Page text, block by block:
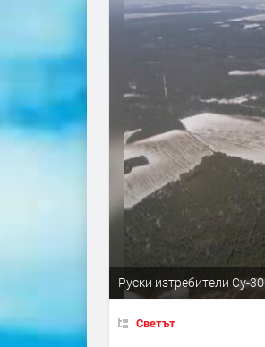
Руски изтребители Су-30
Светът